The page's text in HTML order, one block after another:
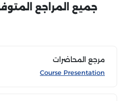
جميع المراجع
مرجع المحاضرات
Course Presentation